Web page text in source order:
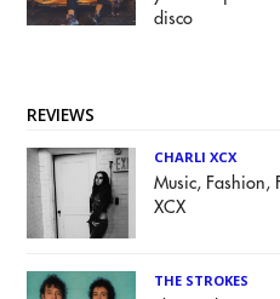
disco
REVIEWS
CHARLI XCX
Music, Fashion,
XCX
THE STROKES